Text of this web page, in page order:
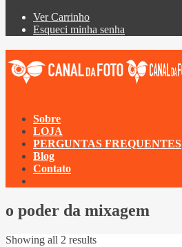
Ver Carrinho
Esqueci minha senha
Sobre
LOJA
PERGUNTAS FREQUENTES
Blog
Contato
o poder da mixagem
Showing all 2 results